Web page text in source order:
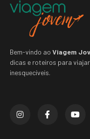
Bem-vindo ao Viagem
dicas e roteiros para
inesquecíveis.